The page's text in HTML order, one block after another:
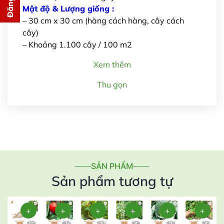
Mật độ & Lượng giống :
– 30 cm x 30 cm (hàng cách hàng, cây cách
cây)
– Khoảng 1.100 cây / 100 m2
Xem thêm
Thu gọn
SẢN PHẨM
Sản phẩm tương tự
cho bạn ngay lập tức
Gửi thông tin